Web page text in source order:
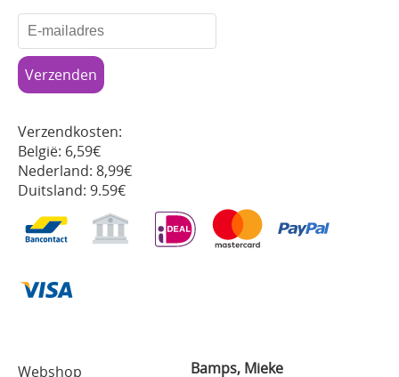
Webshop Bamps, Mieke
Verzendkosten:
België: 6,59€
Nederland: 8,99€
Duitsland: 9.59€